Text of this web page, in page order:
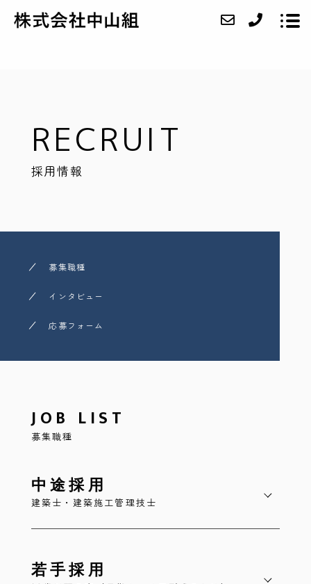
SERVICE
RECRUIT
採用情報
募集職種
インタビュー
応募フォーム
JOB LIST
募集職種
中途採用
建築士・建築施工管理技士
若手採用